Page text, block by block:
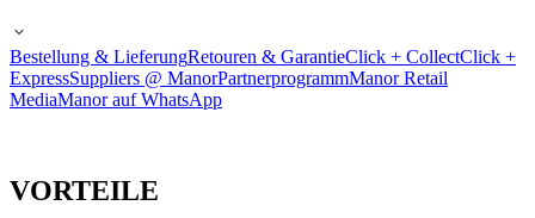
Bestellung & LieferungRetouren & GarantieClick + CollectClick +
ExpressSuppliers @ ManorPartnerprogrammManor Retail
MediaManor auf WhatsApp
VORTEILE